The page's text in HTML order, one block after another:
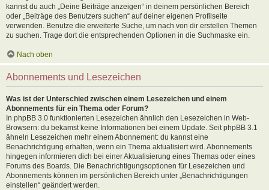
kannst du auch „Deine Beiträge anzeigen“ in deinem persönlichen Bereich
oder „Beiträge des Benutzers suchen“ auf deiner eigenen Profilseite
verwenden. Benutze die erweiterte Suche, um nach von dir erstellen Themen
zu suchen. Trage dort die entsprechenden Optionen in die Suchmaske ein.
Nach oben
Abonnements und Lesezeichen
Was ist der Unterschied zwischen einem Lesezeichen und einem
Abonnements für ein Thema oder Forum?
In phpBB 3.0 funktionierten Lesezeichen ähnlich den Lesezeichen in Web-
Browsern: du bekamst keine Informationen bei einem Update. Seit phpBB 3.1
ähneln Lesezeichen mehr einem Abonnement: du kannst eine
Benachrichtigung erhalten, wenn ein Thema aktualisiert wird. Abonnements
hingegen informieren dich bei einer Aktualisierung eines Themas oder eines
Forums des Boards. Die Benachrichtigungsoptionen für Lesezeichen und
Abonnements können im persönlichen Bereich unter „Benachrichtigungen
einstellen“ geändert werden.